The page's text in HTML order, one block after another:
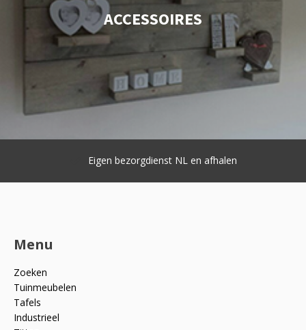
ACCESSOIRES
Eigen bezorgdienst NL en afhalen
Menu
Zoeken
Tuinmeubelen
Tafels
Industrieel